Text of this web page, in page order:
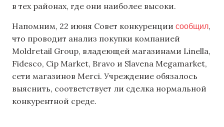
в тех районах, где они наиболее высоки.
Напомним, 22 июня Совет конкуренции сообщил,
что проводит анализ покупки компанией
Moldretail Group, владеющей магазинами Linella,
Fidesco, Cip Market, Bravo и Slavena Megamarket,
сети магазинов Merci. Учреждение обязалось
выяснить, соответствует ли сделка нормальной
конкурентной среде.